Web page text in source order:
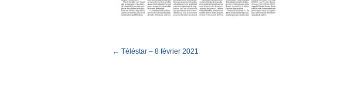
← Téléstar – 8 février 2021